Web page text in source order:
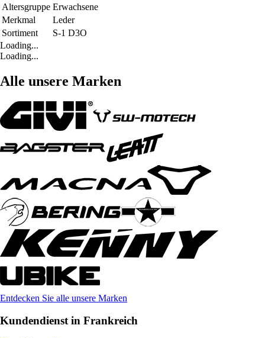
Altersgruppe Erwachsene
Merkmal
Leder
Sortiment
S-1 D3O
Loading...
Loading...
Alle unsere Marken
Entdecken Sie alle unsere Marken
Kundendienst in Frankreich